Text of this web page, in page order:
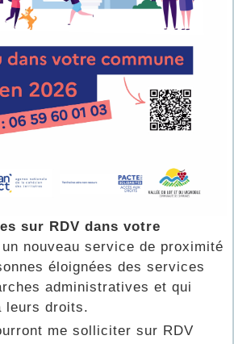
sur RDV dans votre
nouveau service de proximité
éloignées des services
administratives et qui
leurs droits.
me solliciter sur RDV